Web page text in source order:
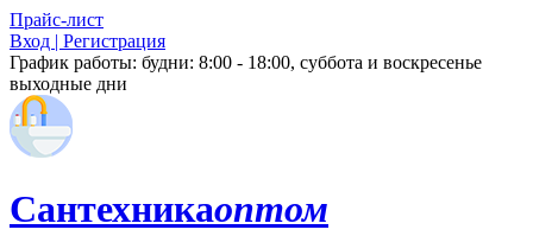
Прайс-лист
Вход | Регистрация
График работы: будни: 8:00 - 18:00, суббота и воскресенье
выходные дни
Сантехникаоптом